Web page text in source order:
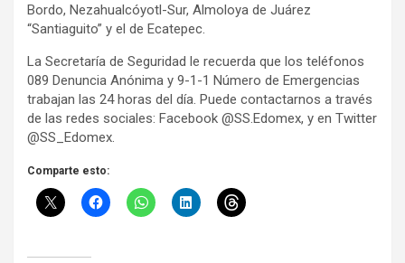
Bordo, Nezahualcóyotl-Sur, Almoloya de Juárez
“Santiaguito” y el de Ecatepec.
La Secretaría de Seguridad le recuerda que los teléfonos
089 Denuncia Anónima y 9-1-1 Número de Emergencias
trabajan las 24 horas del día. Puede contactarnos a través
de las redes sociales: Facebook @SS.Edomex, y en Twitter
@SS_Edomex.
Comparte esto: